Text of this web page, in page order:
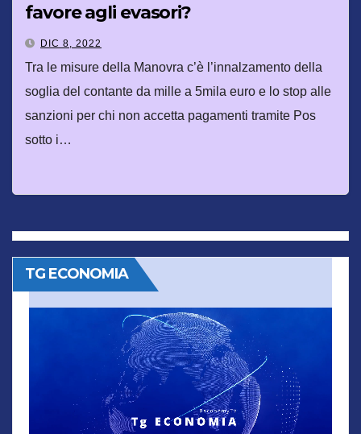
favore agli evasori?
DIC 8, 2022
Tra le misure della Manovra c’è l’innalzamento della
soglia del contante da mille a 5mila euro e lo stop alle
sanzioni per chi non accetta pagamenti tramite Pos
sotto i…
TG ECONOMIA